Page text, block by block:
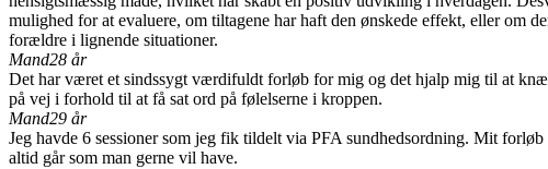
mulighed for at evaluere, om tiltagene har haft den ønskede effekt, eller om
forældre i lignende situationer.
Mand28 år
Det har været et sindssygt værdifuldt forløb for mig og det hjalp mig til at
på vej i forhold til at få sat ord på følelserne i kroppen.
Mand29 år
Jeg havde 6 sessioner som jeg fik tildelt via PFA sundhedsordning. Mit
altid går som man gerne vil have.